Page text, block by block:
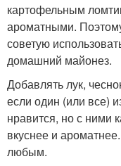
картофельным
ароматными.
советую
домашний майонез.
Добавлять лук,
если один (или все)
нравится, но с ними
вкуснее и
любым.